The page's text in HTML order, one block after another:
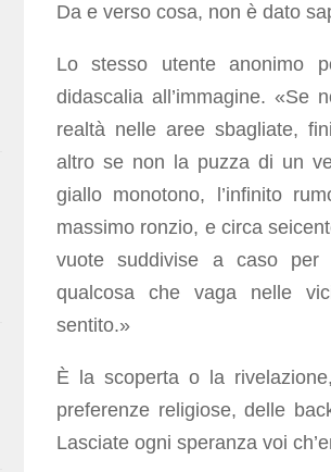
Da e verso cosa, non è dato
Lo stesso utente anonimo
didascalia all’immagine. «Se
realtà nelle aree sbagliate,
altro se non la puzza di un
giallo monotono, l’infinito
massimo ronzio, e circa
vuote suddivise a caso
qualcosa che vaga nelle
sentito.»
È la scoperta o la
preferenze religiose, delle
Lasciate ogni speranza voi